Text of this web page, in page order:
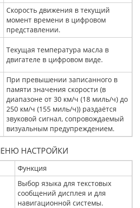
Скорость движения в текущий
момент времени в цифровом
представлении.
Текущая температура масла в
двигателе в цифровом виде.
При превышении записанного в
памяти значения скорости (в
диапазоне от 30 км/ч (18 миль/ч) до
250 км/ч (155 миль/ч)) раздаётся
звуковой сигнал, сопровождаемый
визуальным предупреждением.
НАСТРОЙКИ
Функция
Выбор языка для текстовых
сообщений дисплея и для
навигационной системы.